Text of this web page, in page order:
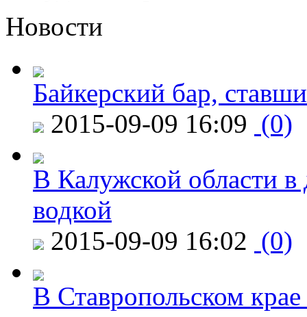
Новости
Байкерский бар,
2015-09-09 16:09 (0)
В Калужской области в
водкой
2015-09-09 16:02 (0)
В Ставропольском